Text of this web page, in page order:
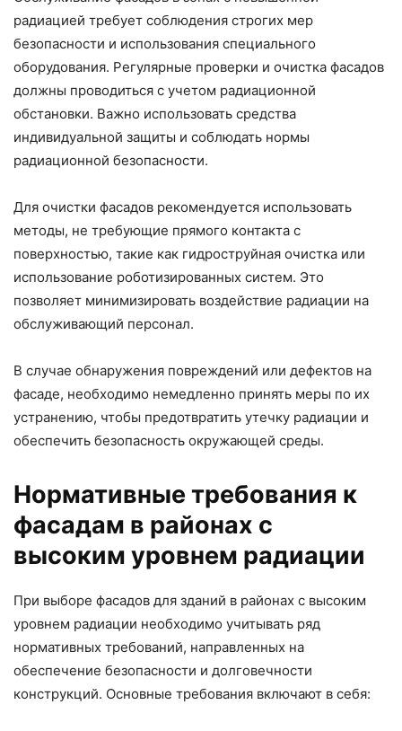
радиацией требует соблюдения строгих мер
безопасности и использования специального
оборудования. Регулярные проверки и очистка фасадов
должны проводиться с учетом радиационной
обстановки. Важно использовать средства
индивидуальной защиты и соблюдать нормы
радиационной безопасности.
Для очистки фасадов рекомендуется использовать
методы, не требующие прямого контакта с
поверхностью, такие как гидроструйная очистка или
использование роботизированных систем. Это
позволяет минимизировать воздействие радиации на
обслуживающий персонал.
В случае обнаружения повреждений или дефектов на
фасаде, необходимо немедленно принять меры по их
устранению, чтобы предотвратить утечку радиации и
обеспечить безопасность окружающей среды.
Нормативные требования к
фасадам в районах с
высоким уровнем радиации
При выборе фасадов для зданий в районах с высоким
уровнем радиации необходимо учитывать ряд
нормативных требований, направленных на
обеспечение безопасности и долговечности
конструкций. Основные требования включают в себя: